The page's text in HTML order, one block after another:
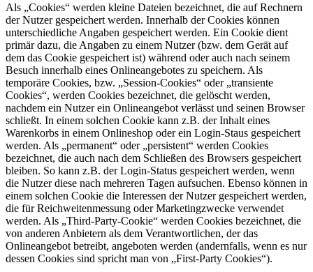
Als „Cookies“ werden kleine Dateien bezeichnet, die auf Rechnern
der Nutzer gespeichert werden. Innerhalb der Cookies können
unterschiedliche Angaben gespeichert werden. Ein Cookie dient
primär dazu, die Angaben zu einem Nutzer (bzw. dem Gerät auf
dem das Cookie gespeichert ist) während oder auch nach seinem
Besuch innerhalb eines Onlineangebotes zu speichern. Als
temporäre Cookies, bzw. „Session-Cookies“ oder „transiente
Cookies“, werden Cookies bezeichnet, die gelöscht werden,
nachdem ein Nutzer ein Onlineangebot verlässt und seinen Browser
schließt. In einem solchen Cookie kann z.B. der Inhalt eines
Warenkorbs in einem Onlineshop oder ein Login-Staus gespeichert
werden. Als „permanent“ oder „persistent“ werden Cookies
bezeichnet, die auch nach dem Schließen des Browsers gespeichert
bleiben. So kann z.B. der Login-Status gespeichert werden, wenn
die Nutzer diese nach mehreren Tagen aufsuchen. Ebenso können in
einem solchen Cookie die Interessen der Nutzer gespeichert werden,
die für Reichweitenmessung oder Marketingzwecke verwendet
werden. Als „Third-Party-Cookie“ werden Cookies bezeichnet, die
von anderen Anbietern als dem Verantwortlichen, der das
Onlineangebot betreibt, angeboten werden (andernfalls, wenn es nur
dessen Cookies sind spricht man von „First-Party Cookies“).